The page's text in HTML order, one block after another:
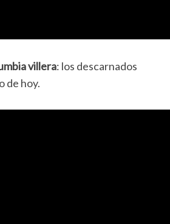
villera: los descarnados
de hoy.